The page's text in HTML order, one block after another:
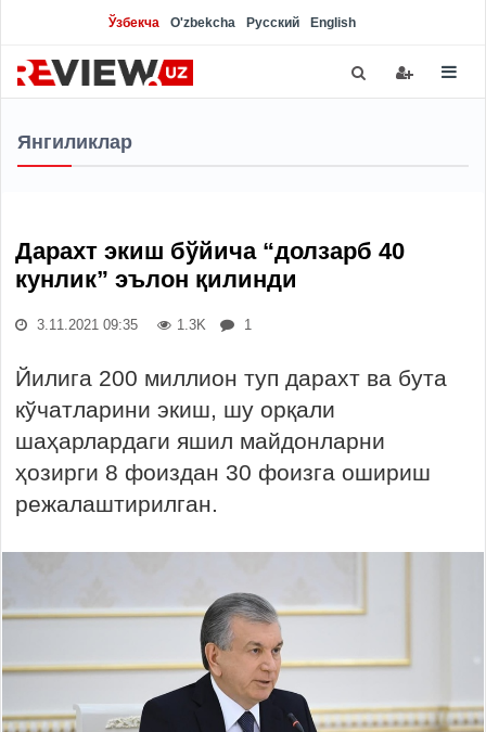
Ўзбекча O'zbekcha Русский English
Янгиликлар
Дарахт экиш бўйича “долзарб 40
кунлик” эълон қилинди
3.11.2021 09:35 1.3K 1
Йилига 200 миллион туп дарахт ва бута
кўчатларини экиш, шу орқали
шаҳарлардаги яшил майдонларни
ҳозирги 8 фоиздан 30 фоизга ошириш
режалаштирилган.